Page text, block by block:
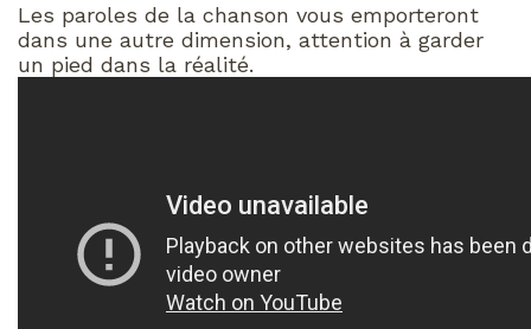
Les paroles de la chanson vous emporteront
dans une autre dimension, attention à garder
un pied dans la réalité.